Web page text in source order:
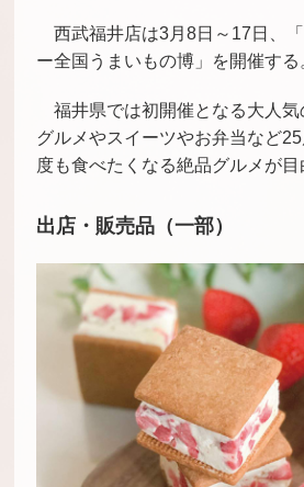
西武福井店は3月8日～17日、
ー全国うまいもの博」を開催する
福井県では初開催となる大人
グルメやスイーツやお弁当など
度も食べたくなる絶品グルメが目
出店・販売品（一部）